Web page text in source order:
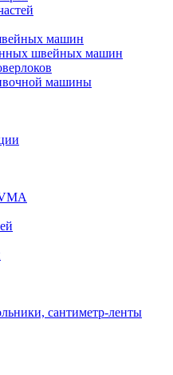
машин
швейных машин
машины
сантиметр-ленты